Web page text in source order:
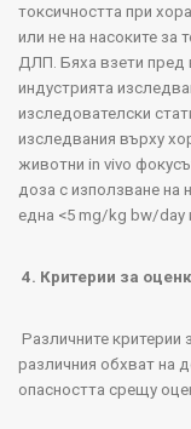
токсичността при
или не на насоките за
ДЛП. Бяха взети пред
индустрията
изследователски
изследвания върху
животни in vivo
доза с използване на
една <5 mg/ kg bw/day
4. Критерии за
Различните критерии
различния обхват на
опасността срещу